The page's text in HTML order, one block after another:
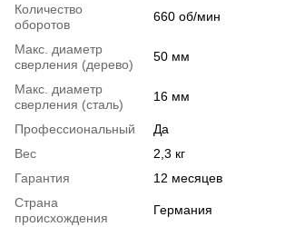
Количество
оборотов
660 об/мин
Макс. диаметр
сверления (дерево)
50 мм
Макс. диаметр
сверления (сталь)
16 мм
Профессиональный
Да
Вес
2,3 кг
Гарантия
12 месяцев
Страна
происхождения
Германия